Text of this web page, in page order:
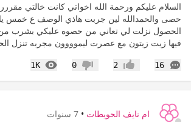
السلام عليكم ورحمة الله اخواتي كانت خالتي
حصى والحمدالله لين جربت هاذي الوصف ع خمس
الحصول نزلت لي تعاني من حصوه عليكي بشرب
فيها زيت زيتون مع عصرت ليموووون مجربه تنزل
16
التعليقات إعجاب2 عدم إعجاب
0
1K
المشاهدات
ام نايف الحويطات • 7 سنوات